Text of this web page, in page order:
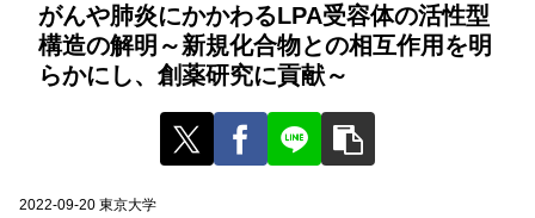
がんや肺炎にかかわるLPA受容体の活性型
構造の解明～新規化合物との相互作用を明
らかにし、創薬研究に貢献～
2022-09-20 東京大学